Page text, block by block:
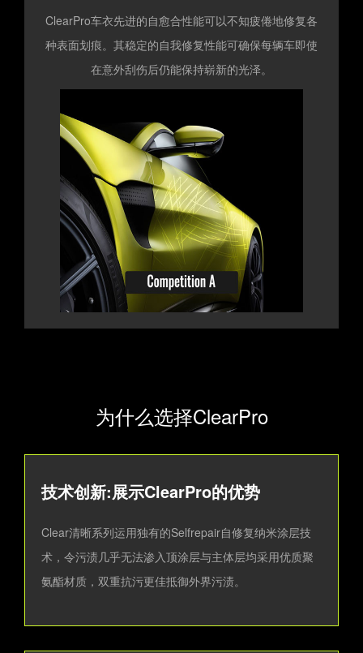
ClearPro车衣先进的自愈合性能可以不知疲倦地修复各
种表面划痕。其稳定的自我修复性能可确保每辆车即使
在意外刮伤后仍能保持崭新的光泽。
为什么选择ClearPro
技术创新:展示ClearPro的优势
Clear清晰系列运用独有的Selfrepair自修复纳米涂层技
术，令污渍几乎无法渗入顶涂层与主体层均采用优质聚
氨酯材质，双重抗污更佳抵御外界污渍。